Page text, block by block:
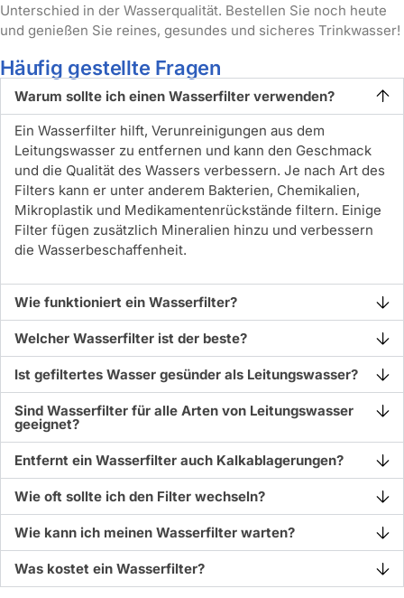
Unterschied in der Wasserqualität. Bestellen Sie noch heute
und genießen Sie reines, gesundes und sicheres Trinkwasser!
Häufig gestellte Fragen
Warum sollte ich einen Wasserfilter verwenden?
Ein Wasserfilter hilft, Verunreinigungen aus dem
Leitungswasser zu entfernen und kann den Geschmack
und die Qualität des Wassers verbessern. Je nach Art des
Filters kann er unter anderem Bakterien, Chemikalien,
Mikroplastik und Medikamentenrückstände filtern. Einige
Filter fügen zusätzlich Mineralien hinzu und verbessern
die Wasserbeschaffenheit.
Wie funktioniert ein Wasserfilter?
Welcher Wasserfilter ist der beste?
Ist gefiltertes Wasser gesünder als Leitungswasser?
Sind Wasserfilter für alle Arten von Leitungswasser
geeignet?
Entfernt ein Wasserfilter auch Kalkablagerungen?
Wie oft sollte ich den Filter wechseln?
Wie kann ich meinen Wasserfilter warten?
Was kostet ein Wasserfilter?